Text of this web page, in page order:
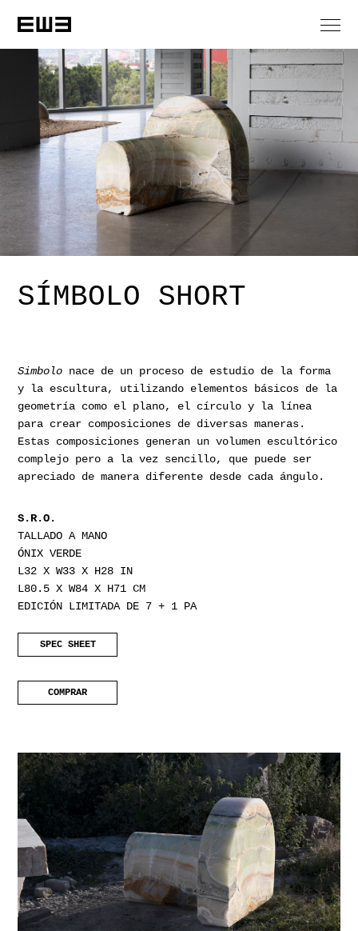
SÍMBOLO SHORT
Simbolo nace de un proceso de estudio de la forma
y la escultura, utilizando elementos básicos de la
geometría como el plano, el círculo y la línea
para crear composiciones de diversas maneras.
Estas composiciones generan un volumen escultórico
complejo pero a la vez sencillo, que puede ser
apreciado de manera diferente desde cada ángulo.
S.R.O.
TALLADO A MANO
ÓNIX VERDE
L32 X W33 X H28 IN
L80.5 X W84 X H71 CM
EDICIÓN LIMITADA DE 7 + 1 PA
SPEC SHEET
COMPRAR